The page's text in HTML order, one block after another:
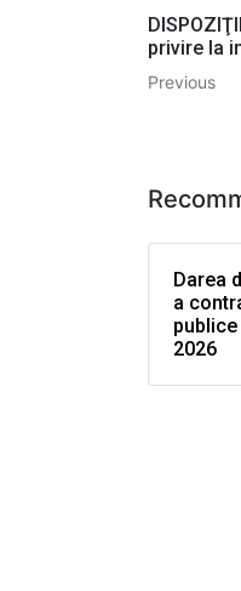
privire la
Previous
Darea
a
2026